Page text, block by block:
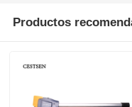
Productos